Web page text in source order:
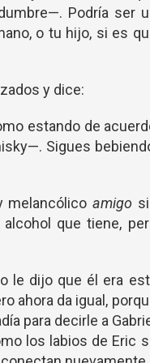
Podría ser
o tu hijo, si es
y dice:
estando de
Sigues
melancólico amigo
que tiene,
le dijo que él era
ahora da igual,
para decirle a
los labios de Eric